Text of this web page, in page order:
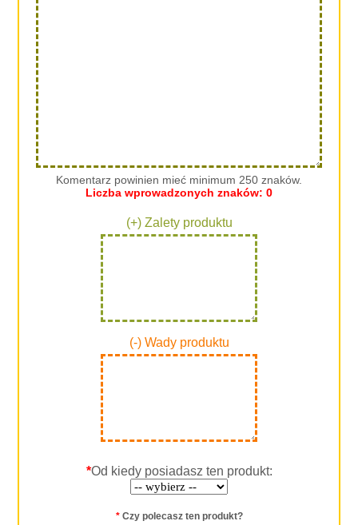
Komentarz powinien mieć minimum 250 znaków.
Liczba wprowadzonych znaków: 0
(+) Zalety produktu
(-) Wady produktu
*Od kiedy posiadasz ten produkt:
*Czy polecasz ten produkt?